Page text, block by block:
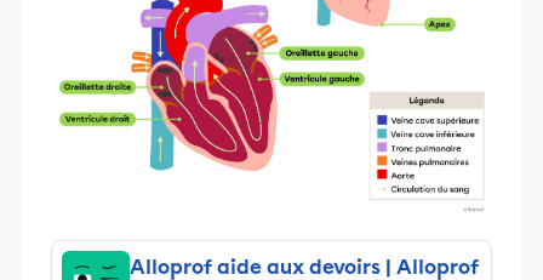
Alloprof aide aux devoirs | Alloprof